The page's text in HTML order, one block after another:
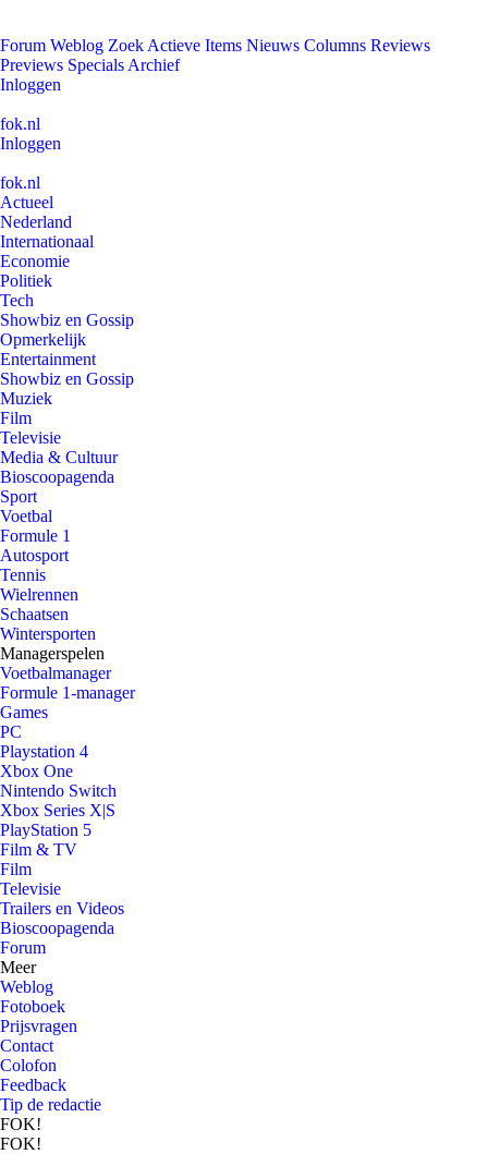
Forum Weblog Zoek Actieve Items Nieuws Columns Reviews
Previews Specials Archief
Inloggen
fok.nl
Inloggen
fok.nl
Actueel
Nederland
Internationaal
Economie
Politiek
Tech
Showbiz en Gossip
Opmerkelijk
Entertainment
Showbiz en Gossip
Muziek
Film
Televisie
Media & Cultuur
Bioscoopagenda
Sport
Voetbal
Formule 1
Autosport
Tennis
Wielrennen
Schaatsen
Wintersporten
Managerspelen
Voetbalmanager
Formule 1-manager
Games
PC
Playstation 4
Xbox One
Nintendo Switch
Xbox Series X|S
PlayStation 5
Film & TV
Film
Televisie
Trailers en Videos
Bioscoopagenda
Forum
Meer
Weblog
Fotoboek
Prijsvragen
Contact
Colofon
Feedback
Tip de redactie
FOK!
FOK!